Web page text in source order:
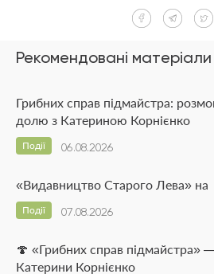
Рекомендовані матеріали
Грибних справ підмайстра:
долю з Катериною Корнієнко
06.08.2026
Події
«Видавництво Старого Лева» на
07.08.2026
Події
🍄 «Грибних справ підмайстра»
Катерини Корнієнко